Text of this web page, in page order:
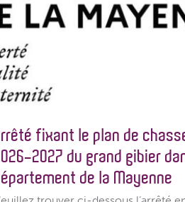
fixant le plan de
2027 du grand gibier
de la Mayenne